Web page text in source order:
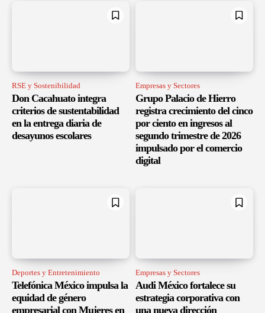
RSE y Sostenibilidad
Don Cacahuato integra
criterios de sustentabilidad
en la entrega diaria de
desayunos escolares
Empresas y Sectores
Grupo Palacio de Hierro
registra crecimiento del cinco
por ciento en ingresos al
segundo trimestre de 2026
impulsado por el comercio
digital
Deportes y Entretenimiento
Telefónica México impulsa la
equidad de género
empresarial con Mujeres en
Empresas y Sectores
Audi México fortalece su
estrategia corporativa con
una nueva dirección